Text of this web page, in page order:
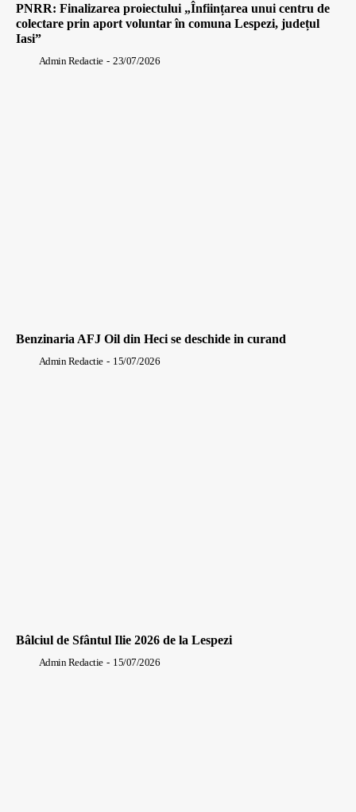
PNRR: Finalizarea proiectului „Înființarea unui centru de
colectare prin aport voluntar în comuna Lespezi, județul
Iasi”
Admin Redactie - 23/07/2026
Benzinaria AFJ Oil din Heci se deschide in curand
Admin Redactie - 15/07/2026
Bâlciul de Sfântul Ilie 2026 de la Lespezi
Admin Redactie - 15/07/2026